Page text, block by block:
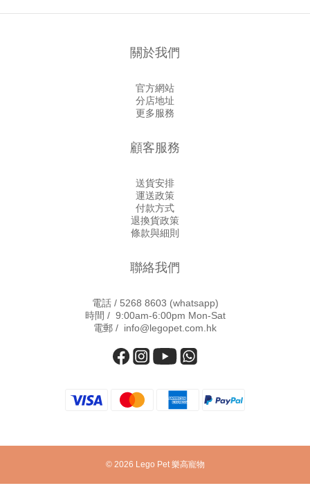
關於我們
官方網站
分店地址
更多服務
顧客服務
送貨安排
運送政策
付款方式
退換貨政策
條款與細則
聯絡我們
電話 / 5268 8603 (whatsapp)
時間 / 9:00am-6:00pm Mon-Sat
電郵 / info@legopet.com.hk
© 2026 Lego Pet 樂高寵物